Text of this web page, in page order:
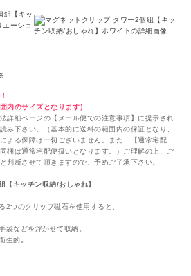
内のサイズとなります）
詳細ページの【メール便での注意事項】に提示され
み下さい。（基本的に送料の範囲内の保証となり、
よる保障は一切ございません。また、【通常宅配
梱は通常宅配便扱いとなります。）ご理解の上、ご
判断させて頂きますので、予めご了承下さい。
【キッチン収納/おしゃれ】
2つのクリップ磁石を使用すると、
袋などを浮かせて収納。
生的。